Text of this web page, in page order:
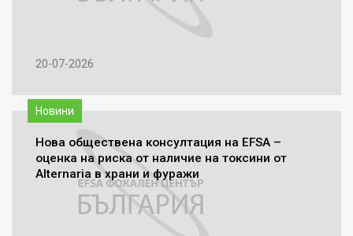
20-07-2026
Новини
Нова обществена консултация на EFSA –
оценка на риска от наличие на токсини от
Alternaria в храни и фуражи